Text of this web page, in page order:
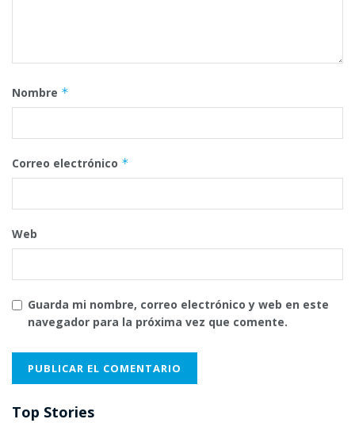
Nombre *
Correo electrónico *
Web
Guarda mi nombre, correo electrónico y web en este
navegador para la próxima vez que comente.
Top Stories